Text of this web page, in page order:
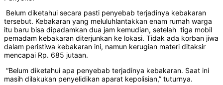
Belum diketahui secara pasti penyebab terjadinya kebakaran
tersebut. Kebakaran yang meluluhlantakkan enam rumah warga
itu baru bisa dipadamkan dua jam kemudian, setelah tiga mobil
pemadam kebakaran diterjunkan ke lokasi. Tidak ada korban jiwa
dalam peristiwa kebakaran ini, namun kerugian materi ditaksir
mencapai Rp. 685 jutaan.
“Belum diketahui apa penyebab terjadinya kebakaran. Saat ini
masih dilakukan penyelidikan aparat kepolisian,” tuturnya.